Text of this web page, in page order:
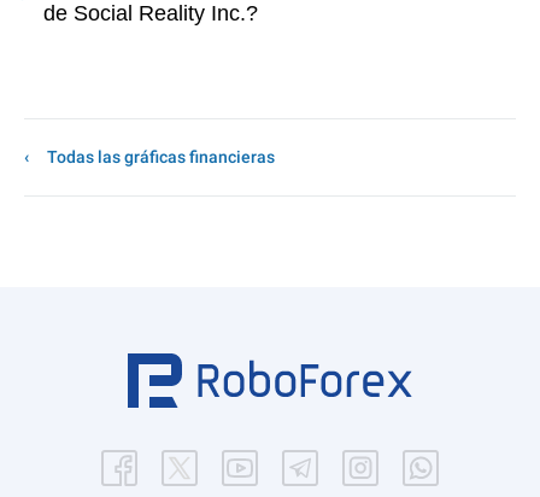
de Social Reality Inc.?
Todas las gráficas financieras